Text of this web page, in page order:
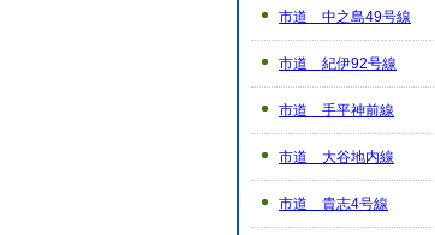
市道 中之島49号線
市道 紀伊92号線
市道 手平神前線
市道 大谷地内線
市道 貴志4号線